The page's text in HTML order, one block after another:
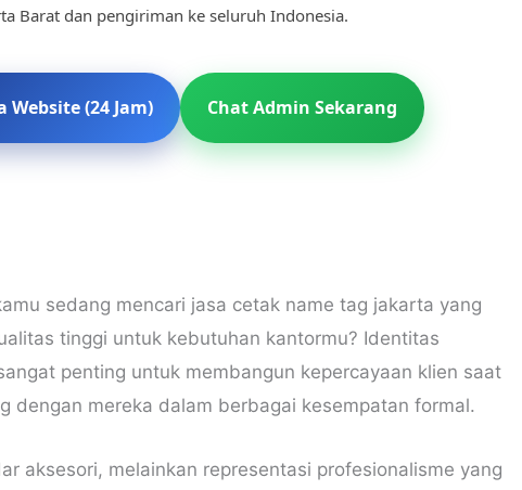
Barat dan pengiriman ke seluruh Indonesia.
Website (24 Jam) Chat Admin Sekarang
sedang mencari jasa cetak name tag jakarta yang
tinggi untuk kebutuhan kantormu? Identitas
penting untuk membangun kepercayaan klien saat
dengan mereka dalam berbagai kesempatan formal.
aksesori, melainkan representasi profesionalisme yang